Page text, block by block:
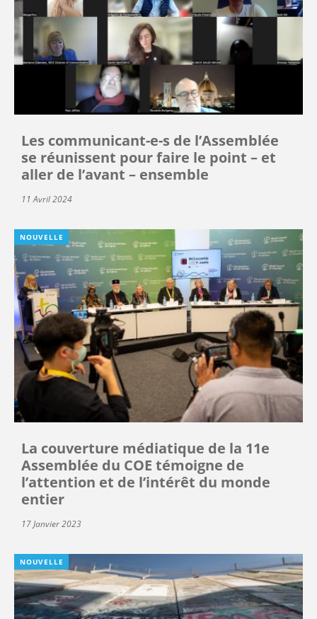
Les communicant-e-s de l’Assemblée
se réunissent pour faire le point – et
aller de l’avant – ensemble
11 Avril 2024
NOUVELLE
La couverture médiatique de la 11e
Assemblée du COE témoigne de
l’attention et de l’intérêt du monde
entier
17 Janvier 2023
NOUVELLE